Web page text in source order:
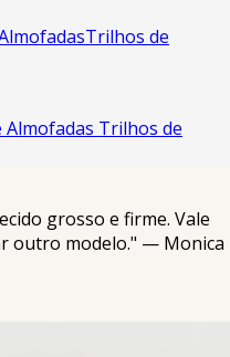
Trilhos de
Almofadas Trilhos de
grosso e firme. Vale
outro modelo." — Monica